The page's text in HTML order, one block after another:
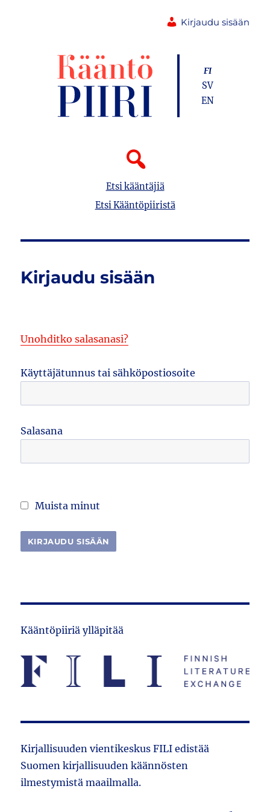
Kirjaudu sisään
Etsi kääntäjiä
Etsi Kääntöpiiristä
FI
SV
EN
Kirjaudu sisään
Unohditko salasanasi?
Käyttäjätunnus tai sähköpostiosoite
Salasana
Muista minut
Kääntöpiiriä ylläpitää
Kirjallisuuden vientikeskus FILI edistää
Suomen kirjallisuuden käännösten
ilmestymistä maailmalla.